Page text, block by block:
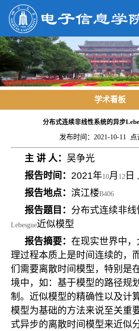
学术看板
分布式连续非线性系统的异步
发布时间：2021-10-11 点
主 讲 人： 吴争光
报告时间： 2021年10月 12 日
报告地点： 滨江楼B406
报告题目： 分布式连续非
Lebesgue近似模型
报告摘要：在现实世界中
理过程本质上是时间连续的，
们需要离散时间模型，特别是
境中，如：基于模型的路径规
制。近似模型的精确性以及计
模型为基础的方法来说至关重
式异步的离散时间模型来近似